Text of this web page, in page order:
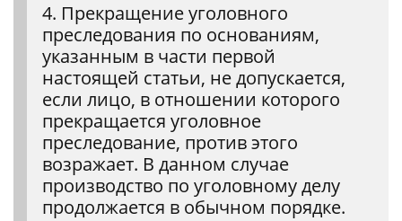
4. Прекращение уголовного
преследования по основаниям,
указанным в части первой
настоящей статьи, не допускается,
если лицо, в отношении которого
прекращается уголовное
преследование, против этого
возражает. В данном случае
производство по уголовному делу
продолжается в обычном порядке.